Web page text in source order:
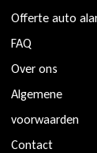
Offerte auto
FAQ
Over ons
Algemene
voorwaarden
Contact